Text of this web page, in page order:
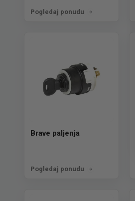
Pogledaj ponudu
Brave paljenja
Pogledaj ponudu